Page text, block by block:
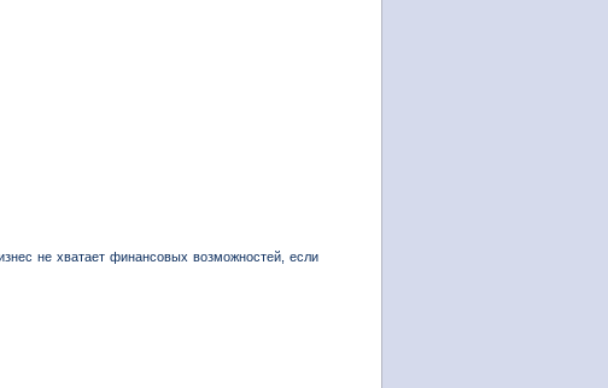
не хватает финансовых возможностей, если